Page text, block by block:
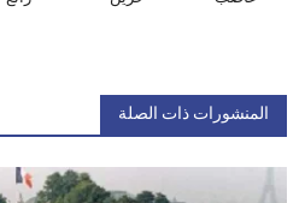
المنشورات ذات الصلة